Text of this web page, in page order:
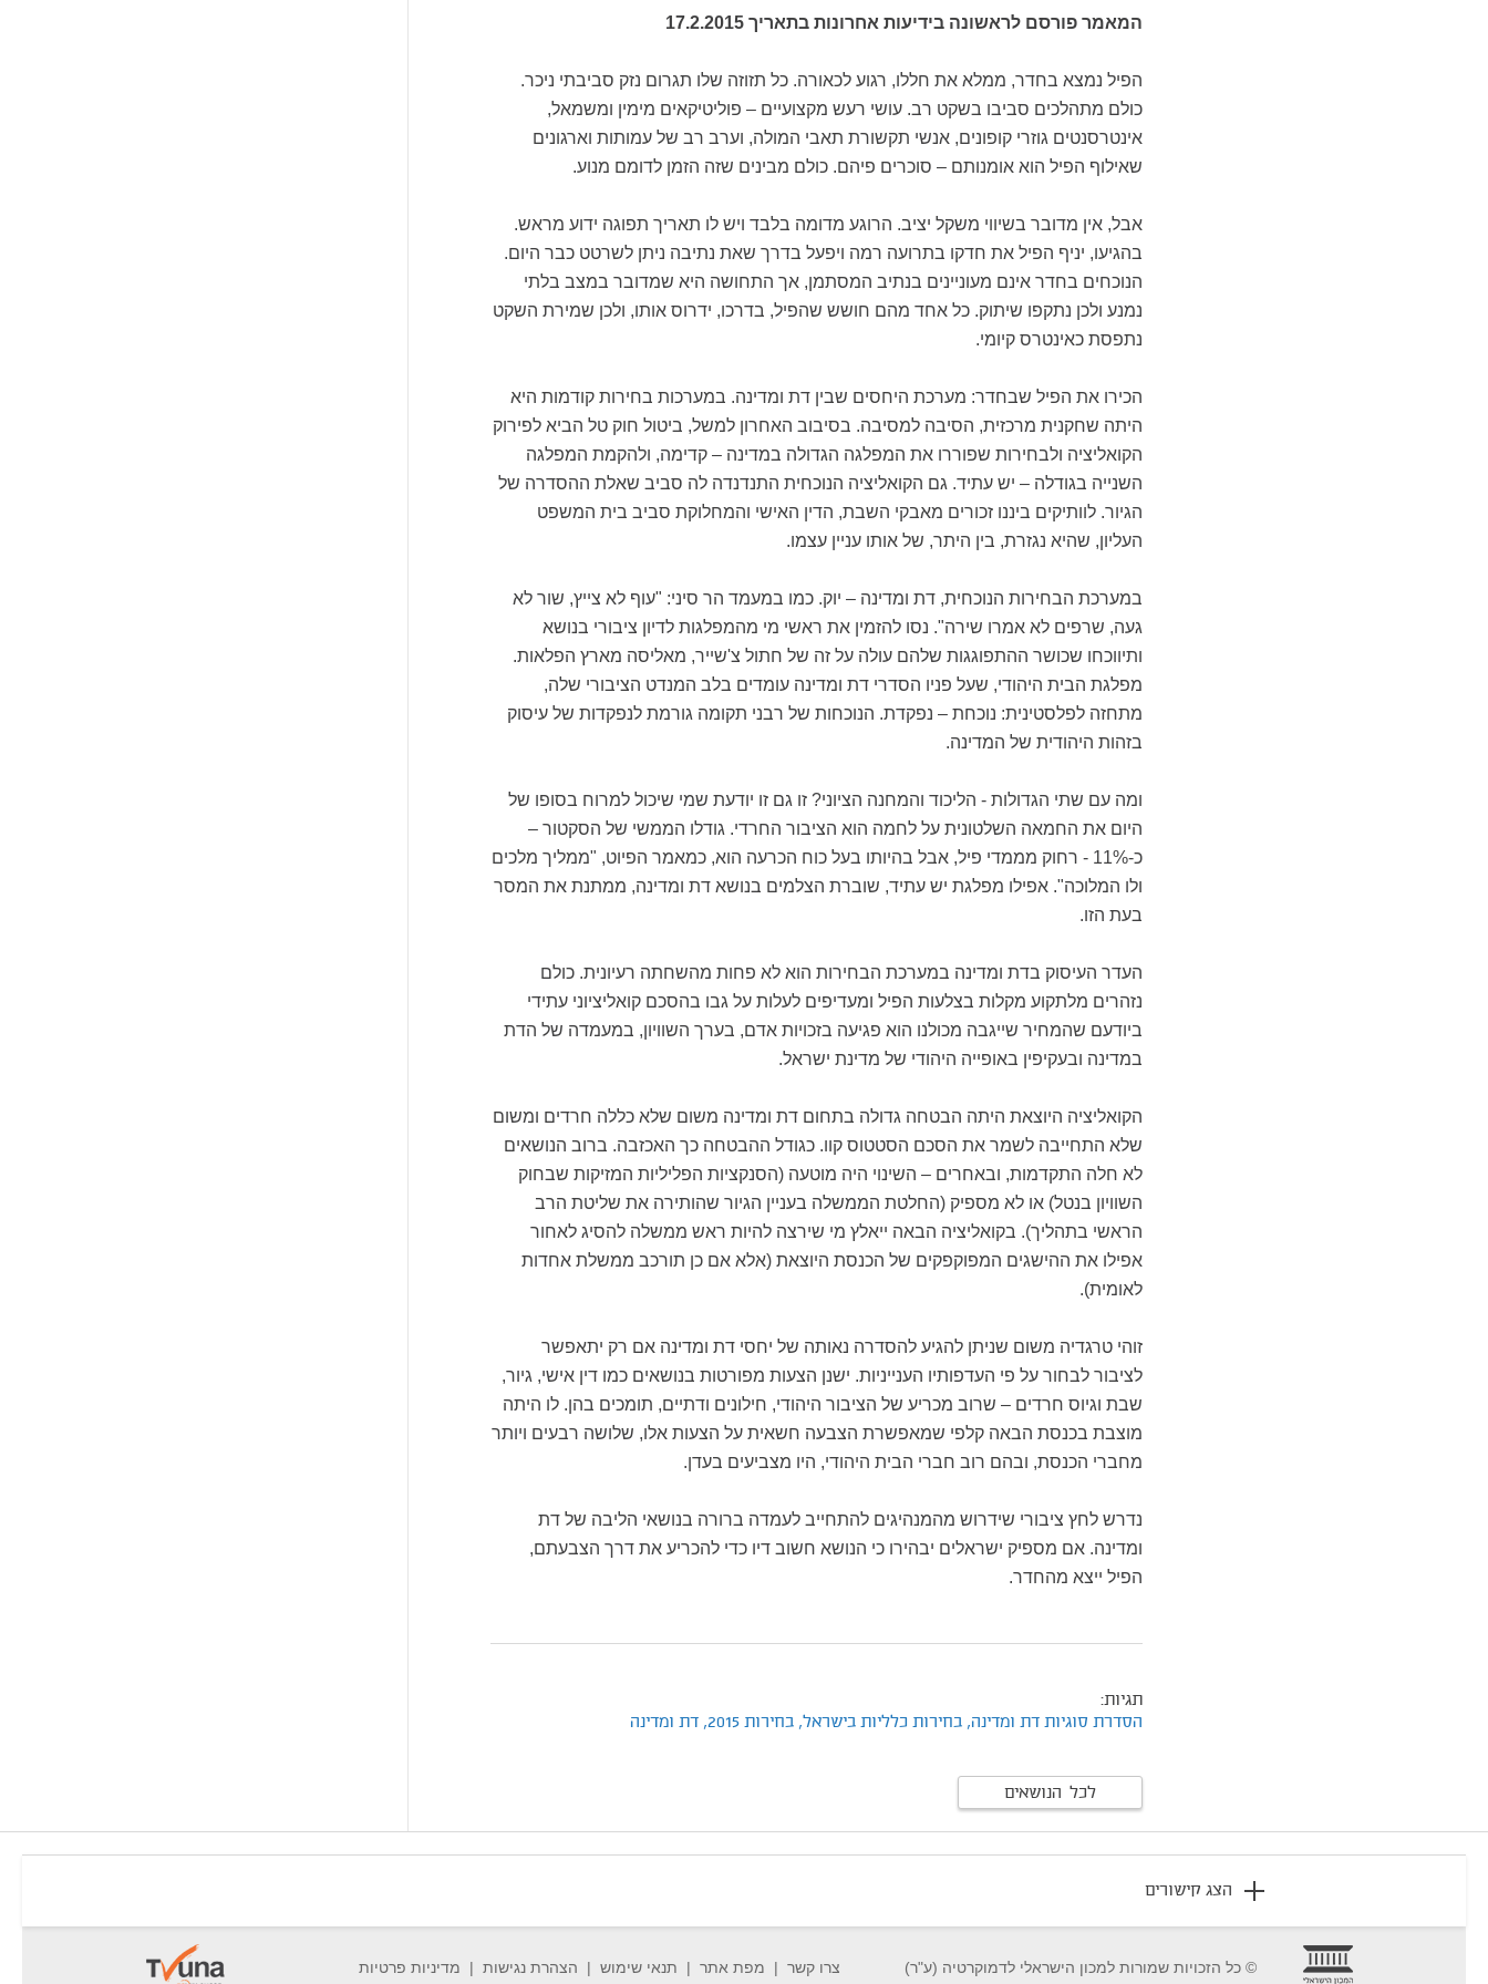
המאמר פורסם לראשונה בידיעות אחרונות בתאריך 17.2.2015
הפיל נמצא בחדר, ממלא את חללו, רגוע לכאורה. כל תזוזה שלו תגרום נזק סביבתי ניכר.
כולם מתהלכים סביבו בשקט רב. עושי רעש מקצועיים – פוליטיקאים מימין ומשמאל,
אינטרסנטים גוזרי קופונים, אנשי תקשורת תאבי המולה, וערב רב של עמותות וארגונים
שאילוף הפיל הוא אומנותם – סוכרים פיהם. כולם מבינים שזה הזמן לדומם מנוע.
אבל, אין מדובר בשיווי משקל יציב. הרוגע מדומה בלבד ויש לו תאריך תפוגה ידוע מראש.
בהגיעו, יניף הפיל את חדקו בתרועה רמה ויפעל בדרך שאת נתיבה ניתן לשרטט כבר היום.
הנוכחים בחדר אינם מעוניינים בנתיב המסתמן, אך התחושה היא שמדובר במצב בלתי
נמנע ולכן נתקפו שיתוק. כל אחד מהם חושש שהפיל, בדרכו, ידרוס אותו, ולכן שמירת השקט
נתפסת כאינטרס קיומי.
הכירו את הפיל שבחדר: מערכת היחסים שבין דת ומדינה. במערכות בחירות קודמות היא
היתה שחקנית מרכזית, הסיבה למסיבה. בסיבוב האחרון למשל, ביטול חוק טל הביא לפירוק
הקואליציה ולבחירות שפוררו את המפלגה הגדולה במדינה – קדימה, ולהקמת המפלגה
השנייה בגודלה – יש עתיד. גם הקואליציה הנוכחית התנדנדה לה סביב שאלת ההסדרה של
הגיור. לוותיקים ביננו זכורים מאבקי השבת, הדין האישי והמחלוקת סביב בית המשפט
העליון, שהיא נגזרת, בין היתר, של אותו עניין עצמו.
במערכת הבחירות הנוכחית, דת ומדינה – יוק. כמו במעמד הר סיני: "עוף לא צייץ, שור לא
געה, שרפים לא אמרו שירה". נסו להזמין את ראשי מי מהמפלגות לדיון ציבורי בנושא
ותיווכחו שכושר ההתפוגגות שלהם עולה על זה של חתול צ'שייר, מאליסה מארץ הפלאות.
מפלגת הבית היהודי, שעל פניו הסדרי דת ומדינה עומדים בלב המנדט הציבורי שלה,
מתחזה לפלסטינית: נוכחת – נפקדת. הנוכחות של רבני תקומה גורמת לנפקדות של עיסוק
בזהות היהודית של המדינה.
ומה עם שתי הגדולות - הליכוד והמחנה הציוני? זו גם זו יודעת שמי שיכול למרוח בסופו של
היום את החמאה השלטונית על לחמה הוא הציבור החרדי. גודלו הממשי של הסקטור –
כ-11% - רחוק מממדי פיל, אבל בהיותו בעל כוח הכרעה הוא, כמאמר הפיוט, "ממליך מלכים
ולו המלוכה". אפילו מפלגת יש עתיד, שוברת הצלמים בנושא דת ומדינה, ממתנת את המסר
בעת הזו.
העדר העיסוק בדת ומדינה במערכת הבחירות הוא לא פחות מהשחתה רעיונית. כולם
נזהרים מלתקוע מקלות בצלעות הפיל ומעדיפים לעלות על גבו בהסכם קואליציוני עתידי
ביודעם שהמחיר שייגבה מכולנו הוא פגיעה בזכויות אדם, בערך השוויון, במעמדה של הדת
במדינה ובעקיפין באופייה היהודי של מדינת ישראל.
הקואליציה היוצאת היתה הבטחה גדולה בתחום דת ומדינה משום שלא כללה חרדים ומשום
שלא התחייבה לשמר את הסכם הסטטוס קוו. כגודל ההבטחה כך האכזבה. ברוב הנושאים
לא חלה התקדמות, ובאחרים – השינוי היה מוטעה (הסנקציות הפליליות המזיקות שבחוק
השוויון בנטל) או לא מספיק (החלטת הממשלה בעניין הגיור שהותירה את שליטת הרב
הראשי בתהליך). בקואליציה הבאה ייאלץ מי שירצה להיות ראש ממשלה להסיג לאחור
אפילו את ההישגים המפוקפקים של הכנסת היוצאת (אלא אם כן תורכב ממשלת אחדות
לאומית).
זוהי טרגדיה משום שניתן להגיע להסדרה נאותה של יחסי דת ומדינה אם רק יתאפשר
לציבור לבחור על פי העדפותיו הענייניות. ישנן הצעות מפורטות בנושאים כמו דין אישי, גיור,
שבת וגיוס חרדים – שרוב מכריע של הציבור היהודי, חילונים ודתיים, תומכים בהן. לו היתה
מוצבת בכנסת הבאה קלפי שמאפשרת הצבעה חשאית על הצעות אלו, שלושה רבעים ויותר
מחברי הכנסת, ובהם רוב חברי הבית היהודי, היו מצביעים בעדן.
נדרש לחץ ציבורי שידרוש מהמנהיגים להתחייב לעמדה ברורה בנושאי הליבה של דת
ומדינה. אם מספיק ישראלים יבהירו כי הנושא חשוב דיו כדי להכריע את דרך הצבעתם,
הפיל ייצא מהחדר.
תגיות:
הסדרת סוגיות דת ומדינה, בחירות כלליות בישראל, בחירות 2015, דת ומדינה
לכל הנושאים
footer
הצג קישורים
© כל הזכויות שמורות למכון הישראלי לדמוקרטיה (ע"ר) צרו קשר מפת אתר תנאי שימוש הצהרת נגישות מדיניות פרטיות